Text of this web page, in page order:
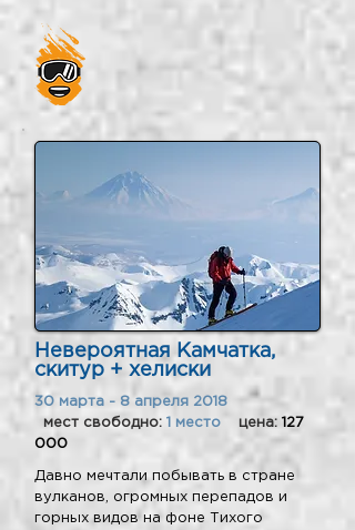
Невероятная Камчатка,
скитур + хелиски
30 марта - 8 апреля 2018
мест свободно: 1 место цена: 127
000
Давно мечтали побывать в стране
вулканов, огромных перепадов и
горных видов на фоне Тихого